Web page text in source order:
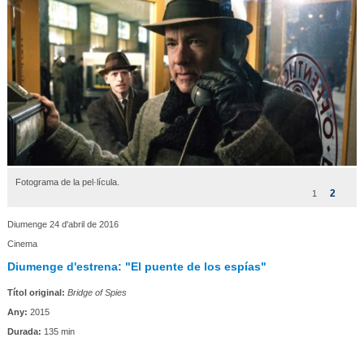
Fotograma de la pel·lícula.
1
2
Diumenge 24 d'abril de 2016
Cinema
Diumenge d'estrena: "El puente de los espías"
Títol original: Bridge of Spies
Any: 2015
Durada: 135 min